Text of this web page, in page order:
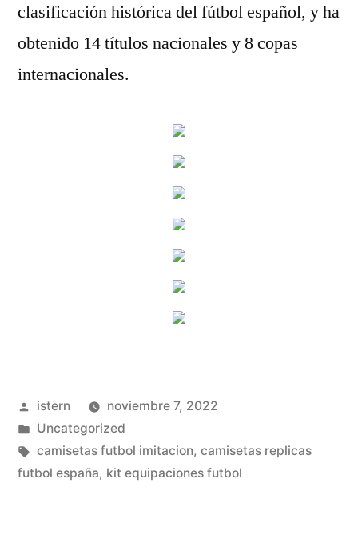
clasificación histórica del fútbol español, y ha
obtenido 14 títulos nacionales y 8 copas
internacionales.
Publicado
por
istern
noviembre 7, 2022
Publicado
en
Uncategorized
Etiquetas:
camisetas futbol imitacion, camisetas replicas
futbol españa, kit equipaciones futbol